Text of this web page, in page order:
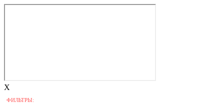
X
ФИЛЬТРЫ: